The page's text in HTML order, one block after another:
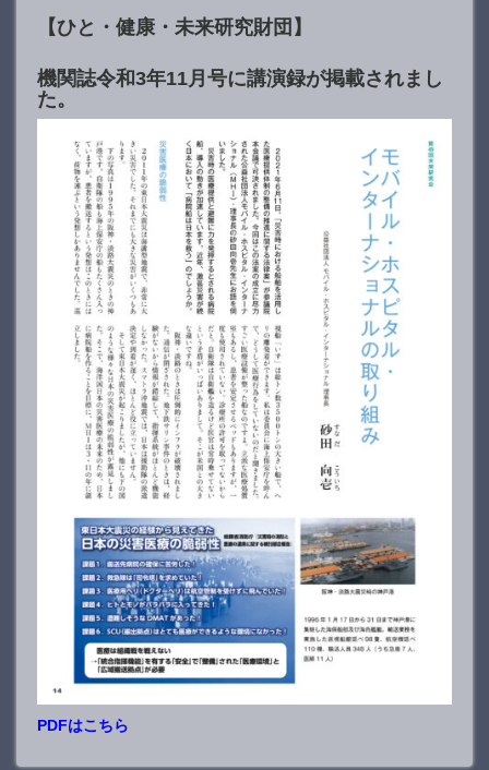
【ひと・健康・未来研究財団】
機関誌令和3年11月号に講演録が掲載されまし
た。
PDFはこちら